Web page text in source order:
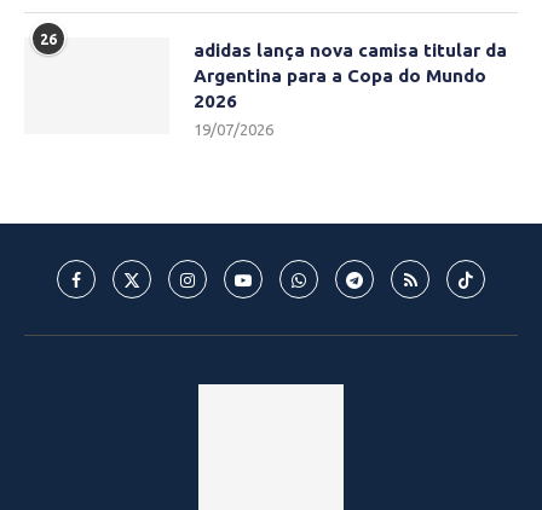
26
adidas lança nova camisa titular da
Argentina para a Copa do Mundo
2026
19/07/2026